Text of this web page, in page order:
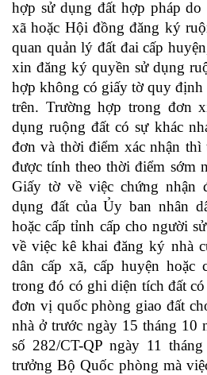
hợp sử dụng đất hợp pháp do
xã hoặc Hội đồng đăng ký
quan quản lý đất đai cấp
xin đăng ký quyền sử dụng
hợp không có giấy tờ quy
trên. Trường hợp trong đơn
dụng ruộng đất có sự khác
đơn và thời điểm xác nhận
được tính theo thời điểm sớm
Giấy tờ về việc chứng nhận
dụng đất của Ủy ban nhân
hoặc cấp tỉnh cấp cho người
về việc kê khai đăng ký nhà
dân cấp xã, cấp huyện hoặc
trong đó có ghi diện tích đất
đơn vị quốc phòng giao đất
nhà ở trước ngày 15 tháng 10
số 282/CT-QP ngày 11
trưởng Bộ Quốc phòng mà